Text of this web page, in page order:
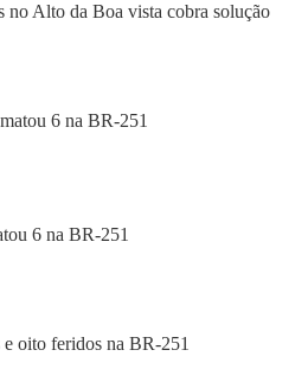
no Alto da Boa vista cobra solução
6 na BR-251